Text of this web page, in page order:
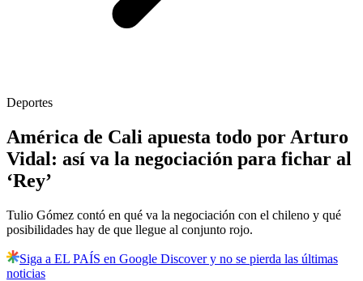
Deportes
América de Cali apuesta todo por Arturo
Vidal: así va la negociación para fichar al
‘Rey’
Tulio Gómez contó en qué va la negociación con el chileno y qué
posibilidades hay de que llegue al conjunto rojo.
Siga a EL PAÍS en Google Discover y no se pierda las últimas
noticias